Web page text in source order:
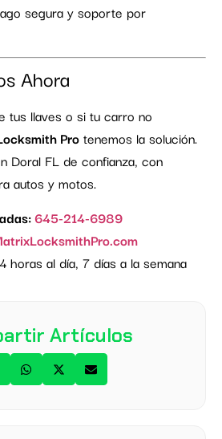
Artículos
segura y soporte por
Ahora
tus llaves o si tu carro no
Protenemos la solución.
Doral FL de confianza, con
autos y motos.
645-214-6989
horas al día, 7 días a la semana